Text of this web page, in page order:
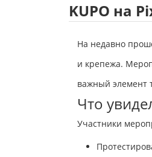
KUPO на
На недавно
и крепежа.
важный элемент
Что
Участники